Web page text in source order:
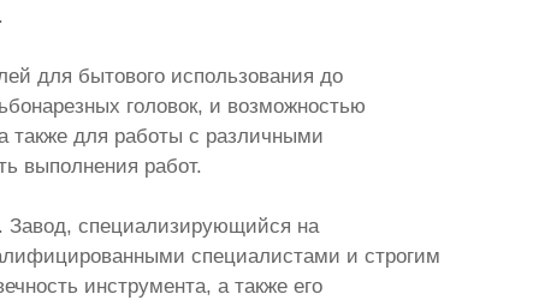
для бытового использования до
головок, и возможностью
также для работы с различными
выполнения работ.
Завод, специализирующийся на
специалистами и строгим
инструмента, а также его